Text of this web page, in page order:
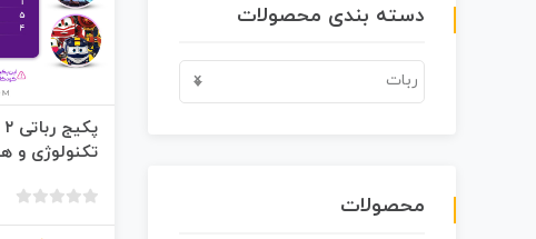
تکنولوژی و
دسته بندی محصولات
× ربات
محصولات